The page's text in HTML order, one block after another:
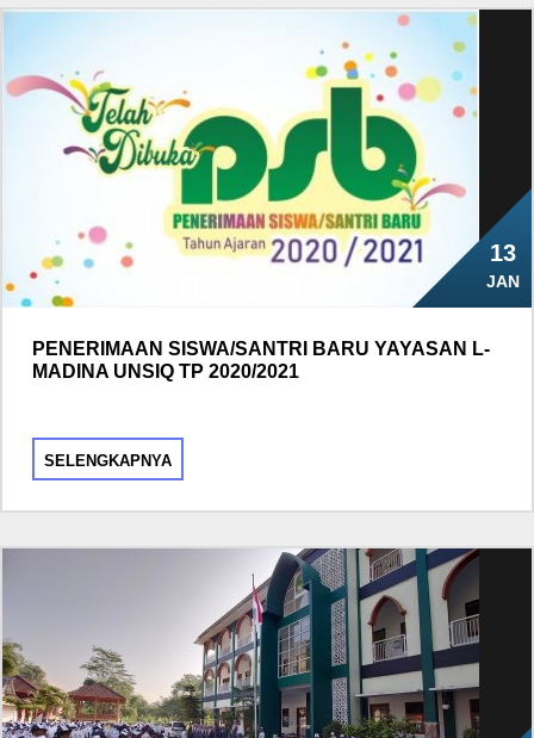
13
JAN
PENERIMAAN SISWA/SANTRI BARU YAYASAN L-
MADINA UNSIQ TP 2020/2021
SELENGKAPNYA